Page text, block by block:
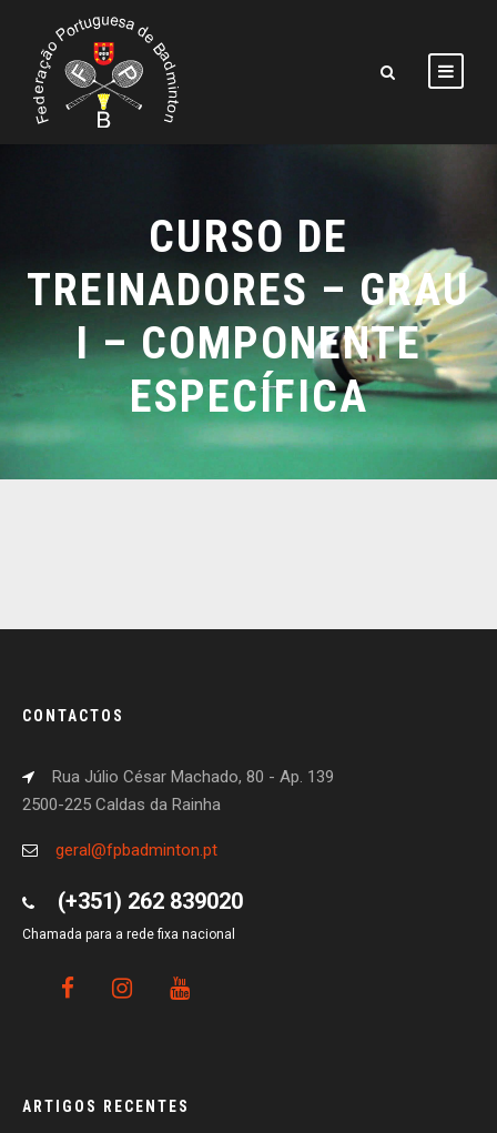
CURSO DE
TREINADORES – GRAU
I – COMPONENTE
ESPECÍFICA
CONTACTOS
Rua Júlio César Machado, 80 - Ap. 139
2500-225 Caldas da Rainha
geral@fpbadminton.pt
(+351) 262 839020
Chamada para a rede fixa nacional
ARTIGOS RECENTES